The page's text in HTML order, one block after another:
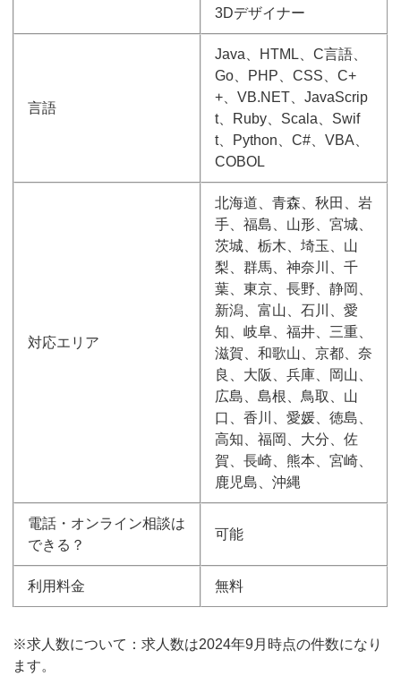
3Dデザイナー
言語
Java、HTML、C言語、
Go、PHP、CSS、C+
+、VB.NET、JavaScrip
t、Ruby、Scala、Swif
t、Python、C#、VBA、
COBOL
対応エリア
北海道、青森、秋田、岩
手、福島、山形、宮城、
茨城、栃木、埼玉、山
梨、群馬、神奈川、千
葉、東京、長野、静岡、
新潟、富山、石川、愛
知、岐阜、福井、三重、
滋賀、和歌山、京都、奈
良、大阪、兵庫、岡山、
広島、島根、鳥取、山
口、香川、愛媛、徳島、
高知、福岡、大分、佐
賀、長崎、熊本、宮崎、
鹿児島、沖縄
電話・オンライン相談は
できる？
可能
利用料金 無料
※求人数について：求人数は2024年9月時点の件数になり
ます。